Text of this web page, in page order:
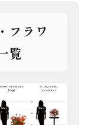
フラワ
覧